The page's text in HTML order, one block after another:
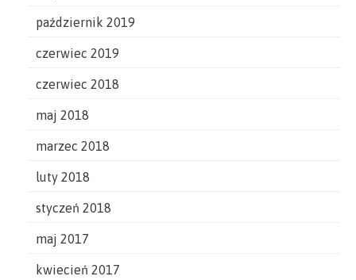
październik 2019
czerwiec 2019
czerwiec 2018
maj 2018
marzec 2018
luty 2018
styczeń 2018
maj 2017
kwiecień 2017